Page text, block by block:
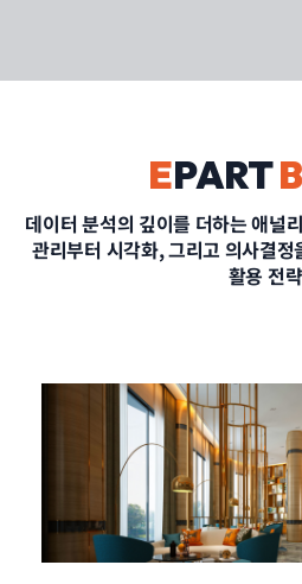
PORTFOLIO
CONTACT
정부지원사업
EPARTB
데이터 분석의 깊이를 더하는 애널
관리부터 시각화, 그리고 의사결정
활용 전략